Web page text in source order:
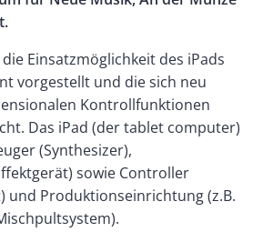
Einsatzmöglichkeit des iPads
vorgestellt und die sich neu
Kontrollfunktionen
Das iPad (der tablet computer)
(Synthesizer),
sowie Controller
und Produktionseinrichtung (z.B.